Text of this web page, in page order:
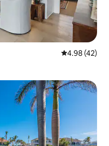
5 ರಲ್ಲಿ 4.98
4.98 (42)